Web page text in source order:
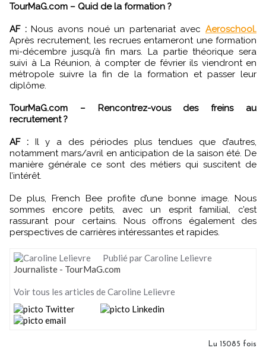
TourMaG.com – Quid de la formation ?
AF :Nous avons noué un partenariat avec Aeroschool.
Après recrutement, les recrues entameront une formation
mi-décembre jusqu’à fin mars. La partie théorique sera
suivi à La Réunion, à compter de février ils viendront en
métropole suivre la fin de la formation et passer leur
diplôme.
TourMaG.com – Rencontrez-vous des freins au
recrutement ?
AF :Il y a des périodes plus tendues que d’autres,
notamment mars/avril en anticipation de la saison été. De
manière générale ce sont des métiers qui suscitent de
l’intérêt.
De plus, French Bee profite d’une bonne image. Nous
sommes encore petits, avec un esprit familial, c’est
rassurant pour certains. Nous offrons également des
perspectives de carrières intéressantes et rapides.
Publié par Caroline Lelievre
Journaliste - TourMaG.com
Voir tous les articles de Caroline Lelievre
Lu 15085 fois